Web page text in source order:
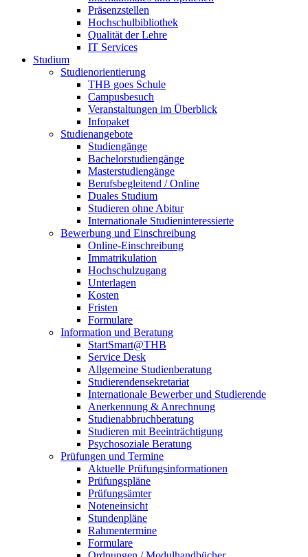
Präsenzstellen
Hochschulbibliothek
Qualität der Lehre
IT Services
Studium
Studienorientierung
THB goes Schule
Campusbesuch
Veranstaltungen im Überblick
Infopaket
Studienangebote
Studiengänge
Bachelorstudiengänge
Masterstudiengänge
Berufsbegleitend / Online
Duales Studium
Studieren ohne Abitur
Internationale Studieninteressierte
Bewerbung und Einschreibung
Online-Einschreibung
Immatrikulation
Hochschulzugang
Unterlagen
Kosten
Fristen
Formulare
Information und Beratung
StartSmart@THB
Service Desk
Allgemeine Studienberatung
Studierendensekretariat
Internationale Bewerber und Studierende
Anerkennung & Anrechnung
Studienabbruchberatung
Studieren mit Beeinträchtigung
Psychosoziale Beratung
Prüfungen und Termine
Aktuelle Prüfungsinformationen
Prüfungspläne
Prüfungsämter
Noteneinsicht
Stundenpläne
Rahmentermine
Formulare